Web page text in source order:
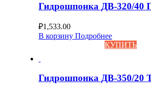
Гидрошпонка ДВ-320/40
₽1,533.00
В корзину Подробнее
КУПИТЬ
Гидрошпонка ДВ-350/20